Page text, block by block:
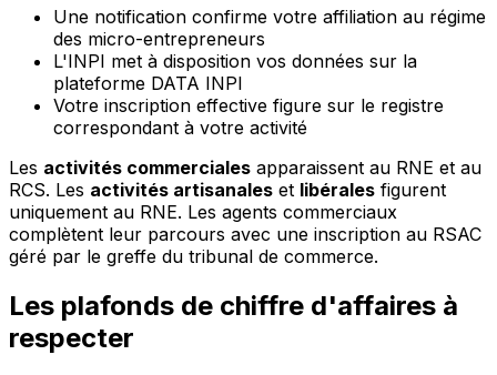
Une notification confirme votre affiliation au régime
des micro-entrepreneurs
L'INPI met à disposition vos données sur la
plateforme DATA INPI
Votre inscription effective figure sur le registre
correspondant à votre activité
Les activités commerciales apparaissent au RNE et au
RCS. Les activités artisanales et libérales figurent
uniquement au RNE. Les agents commerciaux
complètent leur parcours avec une inscription au RSAC
géré par le greffe du tribunal de commerce.
Les plafonds de chiffre d'affaires à
respecter